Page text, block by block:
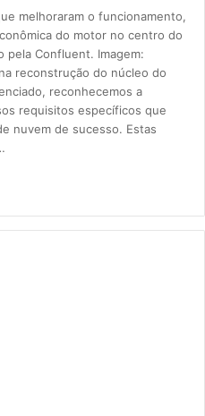
melhoraram o funcionamento,
do motor no centro do
pela Confluent. Imagem:
reconstrução do núcleo do
reconhecemos a
requisitos específicos que
nuvem de sucesso. Estas